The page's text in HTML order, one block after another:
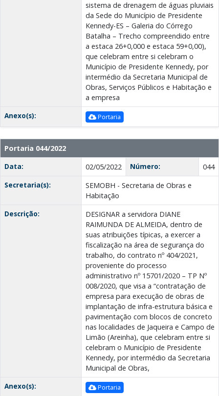
sistema de drenagem de águas pluviais
da Sede do Município de Presidente
Kennedy-ES – Galeria do Córrego
Batalha – Trecho compreendido entre
a estaca 26+0,000 e estaca 59+0,00),
que celebram entre si celebram o
Município de Presidente Kennedy, por
intermédio da Secretaria Municipal de
Obras, Serviços Públicos e Habitação e
a empresa
Anexo(s):
Portaria
Portaria 044/2022
Data:
02/05/2022 Número:
044
Secretaria(s):
SEMOBH - Secretaria de Obras e
Habitação
Descrição:
DESIGNAR a servidora DIANE
RAIMUNDA DE ALMEIDA, dentro de
suas atribuições típicas, a exercer a
fiscalização na área de segurança do
trabalho, do contrato nº 404/2021,
proveniente do processo
administrativo nº 15701/2020 – TP Nº
008/2020, que visa a “contratação de
empresa para execução de obras de
implantação de infra-estrutura básica e
pavimentação com blocos de concreto
nas localidades de Jaqueira e Campo de
Limão (Areinha), que celebram entre si
celebram o Município de Presidente
Kennedy, por intermédio da Secretaria
Municipal de Obras,
Anexo(s):
Portaria